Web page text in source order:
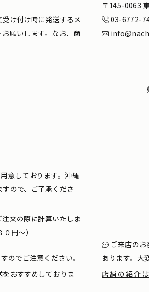
け付け時に発送するメ
願いします。なお、商
意しております。沖縄
ので、ご了承くださ
文の際に計算いたしま
円〜）
のでご注意ください。
おすすめしておりま
〒145-0063
03-6772-
ご来店の
あります。大
店舗の紹介